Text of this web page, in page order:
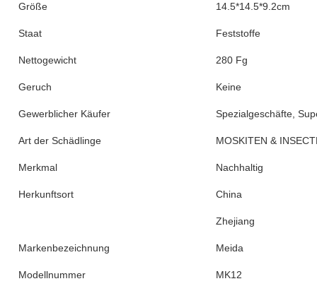
Größe 14.5*14.5*9.2cm
Staat Feststoffe
Nettogewicht 280 Fg
Geruch Keine
Gewerblicher Käufer Spezialgeschäfte,
Art der Schädlinge MOSKITEN &
Merkmal Nachhaltig
Herkunftsort China
Zhejiang
Markenbezeichnung Meida
Modellnummer MK12